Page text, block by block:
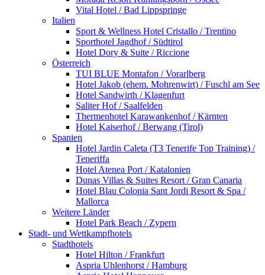
Vital Hotel / Bad Lippspringe
Italien
Sport & Wellness Hotel Cristallo / Trentino
Sporthotel Jagdhof / Südtirol
Hotel Dory & Suite / Riccione
Österreich
TUI BLUE Montafon / Vorarlberg
Hotel Jakob (ehem. Mohrenwirt) / Fuschl am See
Hotel Sandwirth / Klagenfurt
Saliter Hof / Saalfelden
Thermenhotel Karawankenhof / Kärnten
Hotel Kaiserhof / Berwang (Tirol)
Spanien
Hotel Jardin Caleta (T3 Tenerife Top Training) /
Teneriffa
Hotel Atenea Port / Katalonien
Dunas Villas & Suites Resort / Gran Canaria
Hotel Blau Colonia Sant Jordi Resort & Spa /
Mallorca
Weitere Länder
Hotel Park Beach / Zypern
Stadt- und Wettkampfhotels
Stadthotels
Hotel Hilton / Frankfurt
Aspria Uhlenhorst / Hamburg